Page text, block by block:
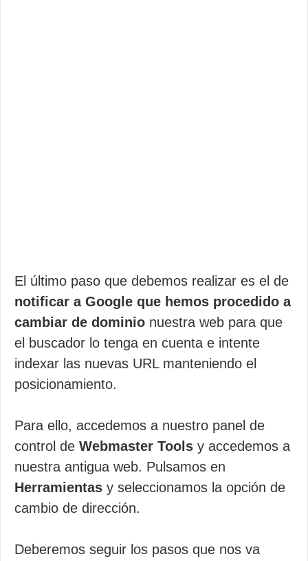
El último paso que debemos realizar es el de
notificar a Google que hemos procedido a
cambiar de dominio nuestra web para que
el buscador lo tenga en cuenta e intente
indexar las nuevas URL manteniendo el
posicionamiento.
Para ello, accedemos a nuestro panel de
control de Webmaster Tools y accedemos a
nuestra antigua web. Pulsamos en
Herramientas y seleccionamos la opción de
cambio de dirección.
Deberemos seguir los pasos que nos va